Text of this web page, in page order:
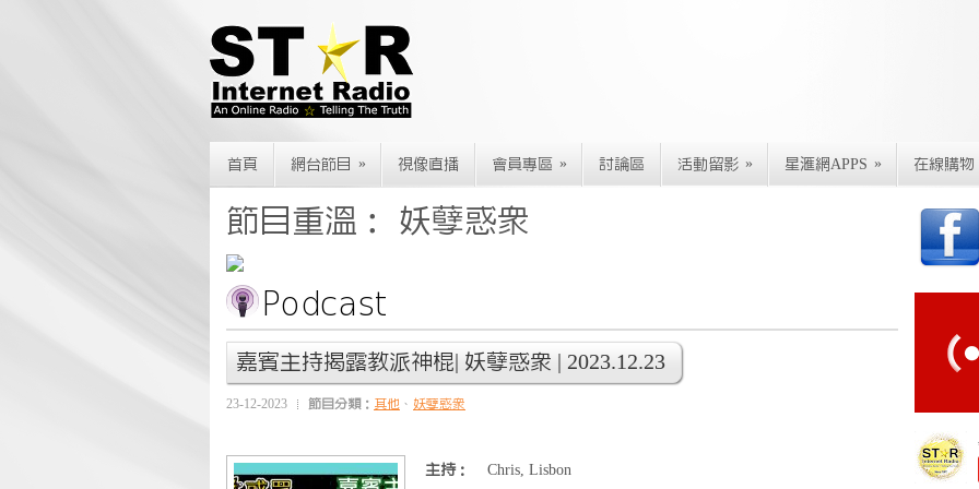
首頁 網台節目 » 視像直播 會員專區 » 討論區 活動留影 » 星滙網APPS » 在線購物
節目重溫： 妖孽惑眾
嘉賓主持揭露教派神棍| 妖孽惑眾 | 2023.12.23
23-12-2023 節目分類： 其他 、 妖孽惑眾
主持： Chris, Lisbon